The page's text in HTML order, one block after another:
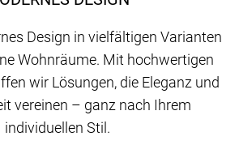
Design in vielfältigen Varianten
Wohnräume. Mit hochwertigen
wir Lösungen, die Eleganz und
vereinen – ganz nach Ihrem
individuellen Stil.